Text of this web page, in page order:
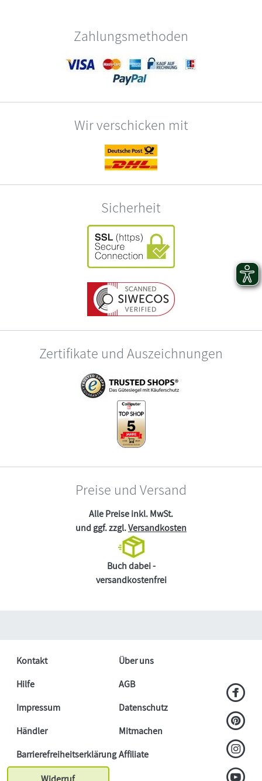
Zahlungsmethoden
Wir verschicken mit
Sicherheit
Zertifikate und Auszeichnungen
Preise und Versand
Alle Preise inkl. MwSt.
und ggf. zzgl.Versandkosten
Buch dabei -
versandkostenfrei
Kontakt
Über uns
Hilfe
AGB
Impressum
Datenschutz
Händler
Mitmachen
BarrierefreiheitserklärungAffiliate